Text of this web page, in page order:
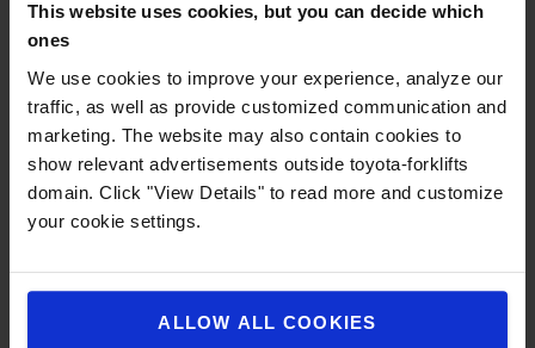
This website uses cookies, but you can decide which
ones
We use cookies to improve your experience, analyze our
traffic, as well as provide customized communication and
marketing. The website may also contain cookies to
show relevant advertisements outside toyota-forklifts
domain. Click "View Details" to read more and customize
your cookie settings.
ALLOW ALL COOKIES
Service clientèle
Contactez-nous
Entretien d'urgence
Questions fréquentes
Nouveaux chariots élévateurs